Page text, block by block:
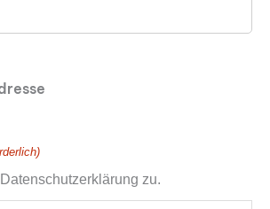
zu.